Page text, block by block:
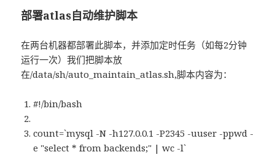
部署atlas自动维护脚本
在两台机器都部署此脚本，并添加定时任务（如每2分钟
运行一次）我们把脚本放
在/data/sh/auto_maintain_atlas.sh,脚本内容为：
#!/bin/bash
count=`mysql -N -h127.0.0.1 -P2345 -uuser -ppwd -
e "select * from backends;" | wc -l`